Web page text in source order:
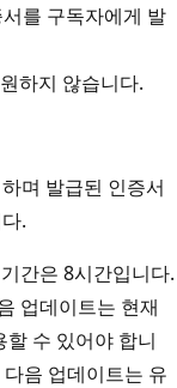
를 구독자에게 발
하지 않습니다.
며 발급된 인증서
.
간은 8시간입니다.
업데이트는 현재
수 있어야 합니
음 업데이트는 유